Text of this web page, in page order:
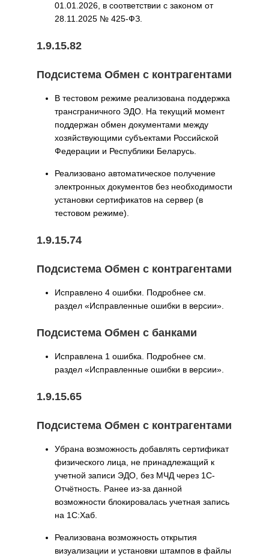
01.01.2026, в соответствии с законом от
28.11.2025 № 425-ФЗ.
1.9.15.82
Подсистема Обмен с контрагентами
В тестовом режиме реализована поддержка
трансграничного ЭДО. На текущий момент
поддержан обмен документами между
хозяйствующими субъектами Российской
Федерации и Республики Беларусь.
Реализовано автоматическое получение
электронных документов без необходимости
установки сертификатов на сервер (в
тестовом режиме).
1.9.15.74
Подсистема Обмен с контрагентами
Исправлено 4 ошибки. Подробнее см.
раздел «Исправленные ошибки в версии».
Подсистема Обмен с банками
Исправлена 1 ошибка. Подробнее см.
раздел «Исправленные ошибки в версии».
1.9.15.65
Подсистема Обмен с контрагентами
Убрана возможность добавлять сертификат
физического лица, не принадлежащий к
учетной записи ЭДО, без МЧД через 1С-
Отчётность. Ранее из-за данной
возможности блокировалась учетная запись
на 1С:Хаб.
Реализована возможность открытия
визуализации и установки штампов в файлы